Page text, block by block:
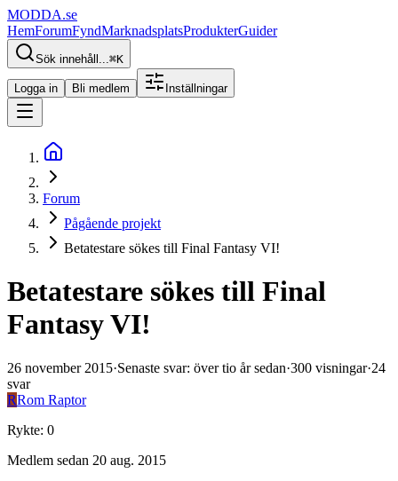
MODDA.se
HemForumFyndMarknadsplatsProdukterGuider
Sök innehåll...⌘K
Logga in Bli medlem Inställningar
Forum
Pågående projekt
Betatestare sökes till Final Fantasy VI!
Betatestare sökes till Final
Fantasy VI!
26 november 2015·Senaste svar: över tio år sedan·300 visningar·24
svar
RRom Raptor
Rykte: 0
Medlem sedan 20 aug. 2015